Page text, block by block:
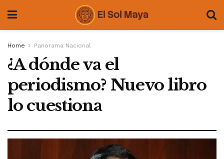
Home Panorama Nacional
¿A dónde va el
periodismo? Nuevo libro
lo cuestiona